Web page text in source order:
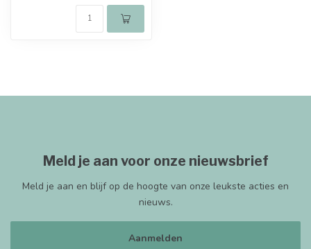
Meld je aan voor onze nieuwsbrief
Meld je aan en blijf op de hoogte van onze leukste acties en
nieuws.
Aanmelden